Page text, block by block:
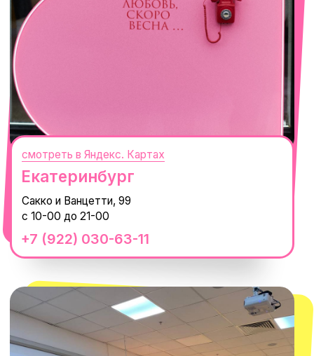
Сочи
Село Эстосадок, ТРЦ Горки Молл,
Горная Карусель, 3
+7 (919) 374-04-04
с 10-00 до 22-00
Москва
смотреть в Яндекс.Картах